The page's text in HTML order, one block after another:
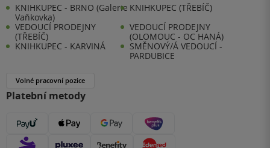
KNIHKUPEC - BRNO (Galerie
Vaňkovka)
KNIHKUPEC (TŘEBÍČ)
VEDOUCÍ PRODEJNY
(TŘEBÍČ)
VEDOUCÍ PRODEJNY
(OLOMOUC - OC HANÁ)
KNIHKUPEC - KARVINÁ
SMĚNOVÝ/Á VEDOUCÍ -
PARDUBICE
Volné pracovní pozice
Platební metody